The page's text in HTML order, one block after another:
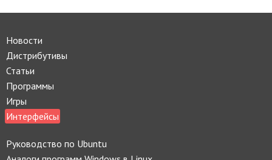
Новости
Дистрибутивы
Статьи
Программы
Игры
Интерфейсы
Руководство по Ubuntu